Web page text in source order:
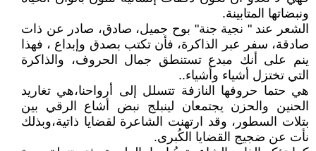
ونبضاتها المتابينة.
الشعر عند " نجية جنة" بوح جميل، صادق، صادر عن ذات
صادقة، سفر عبر الذاكرة، فأن تكتب بصدق وإبداع ، فهذا
ينم على أنك مبدع تستنطق جمال الحروف، والذاكرة
التي تختزل أشياء وأشياء..
هي حتما حروفها النازفة تتسلل إلى أرواحنا،هي تغاريد
الحنين والحزن يجتمعان لينبلج نبض أشاع الرقي بين
بتلات السطور، وقد ارتهنت الشاعرة لقضايا ذاتية،وبذلك
نأت عن ضجيج القضايا الكُبرى.